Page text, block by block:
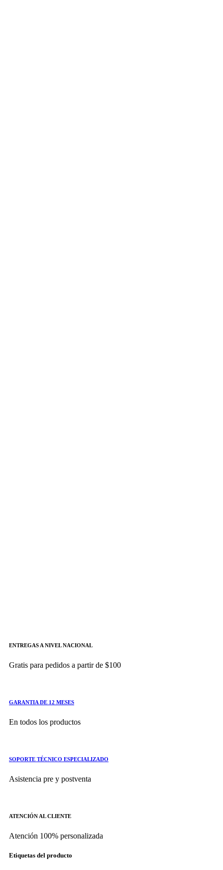
ENTREGAS A NIVEL NACIONAL
Gratis para pedidos a partir de $100
GARANTIA DE 12 MESES
En todos los productos
SOPORTE TÉCNICO ESPECIALIZADO
Asistencia pre y postventa
ATENCIÓN AL CLIENTE
Atención 100% personalizada
Etiquetas del producto